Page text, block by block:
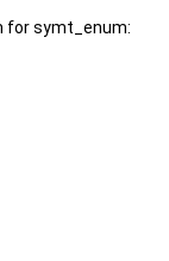
for symt_enum: